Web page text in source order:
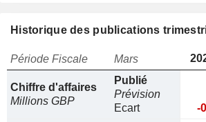
Historique des publications
Période Fiscale Mars
Chiffre d'affaires
Millions GBP
Publié
Prévision
Ecart
-